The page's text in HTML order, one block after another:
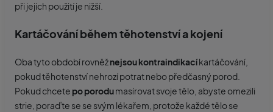
při jejich použití je nižší.
Kartáčování během těhotenství a kojení
Oba tyto období rovněžnejsou kontraindikacíkartáčování,
pokud těhotenství nehrozí potrat nebo předčasný porod.
Pokud chcete po porodumasírovat svoje tělo, abyste omezili
strie, poraďte se se svým lékařem, protože každé tělo se